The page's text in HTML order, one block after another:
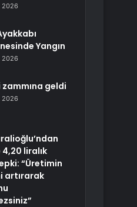
2026
Yangın
2026
zammına geldi
2026
liralık
“Üretimin
artırarak